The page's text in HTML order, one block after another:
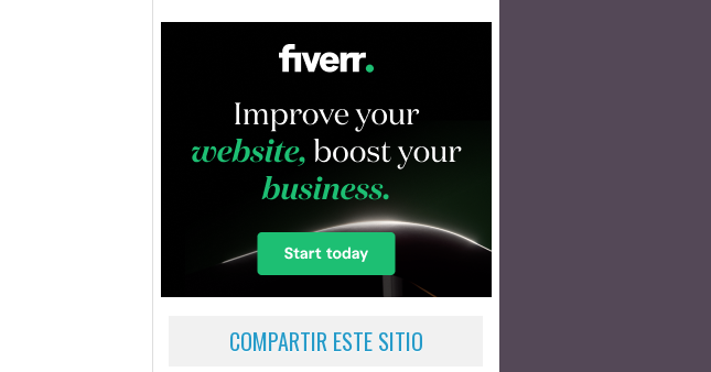
COMPARTIR ESTE SITIO